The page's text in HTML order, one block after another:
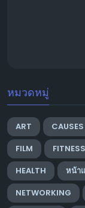
หมวดหมู่
ART CAUSES
FILM
FITNESS
HEALTH
หน้า
NETWORKING